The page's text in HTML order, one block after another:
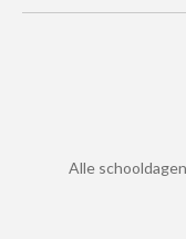
Alle